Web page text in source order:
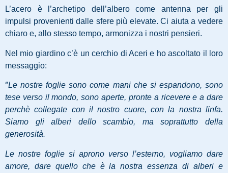
L’acero è l’archetipo dell’albero come antenna per gli
impulsi provenienti dalle sfere più elevate. Ci aiuta a vedere
chiaro e, allo stesso tempo, armonizza i nostri pensieri.
Nel mio giardino c’è un cerchio di Aceri e ho ascoltato il loro
messaggio:
“Le nostre foglie sono come mani che si espandono, sono
tese verso il mondo, sono aperte, pronte a ricevere e a dare
perchè collegate con il nostro cuore, con la nostra linfa.
Siamo gli alberi dello scambio, ma soprattutto della
generosità.
Le nostre foglie si aprono verso l’esterno, vogliamo dare
amore, dare quello che è la nostra essenza di alberi e